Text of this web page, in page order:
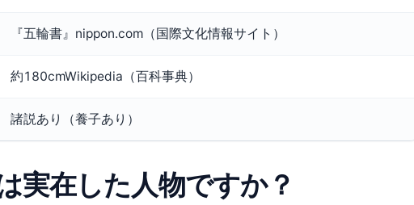
『五輪書』nippon.com（国際文化情報サイト）
約180cmWikipedia（百科事典）
諸説あり（養子あり）
実在した人物ですか？